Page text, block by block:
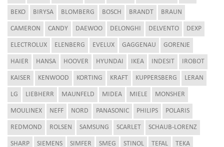
BEKO BIRYSA BLOMBERG BOSCH BRANDT BRAUN
CAMERON CANDY DAEWOO DELONGHI DELVENTO DEXP
ELECTROLUX ELENBERG EVELUX GAGGENAU GORENJE
HAIER HANSA HOOVER HYUNDAI IKEA INDESIT IROBOT
KAISER KENWOOD KORTING KRAFT KUPPERSBERG LERAN
LG LIEBHERR MAUNFELD MIDEA MIELE MONSHER
MOULINEX NEFF NORD PANASONIC PHILIPS POLARIS
REDMOND ROLSEN SAMSUNG SCARLET SCHAUB-LORENZ
SHARP SIEMENS SIMFER SMEG STINOL TEFAL TEKA